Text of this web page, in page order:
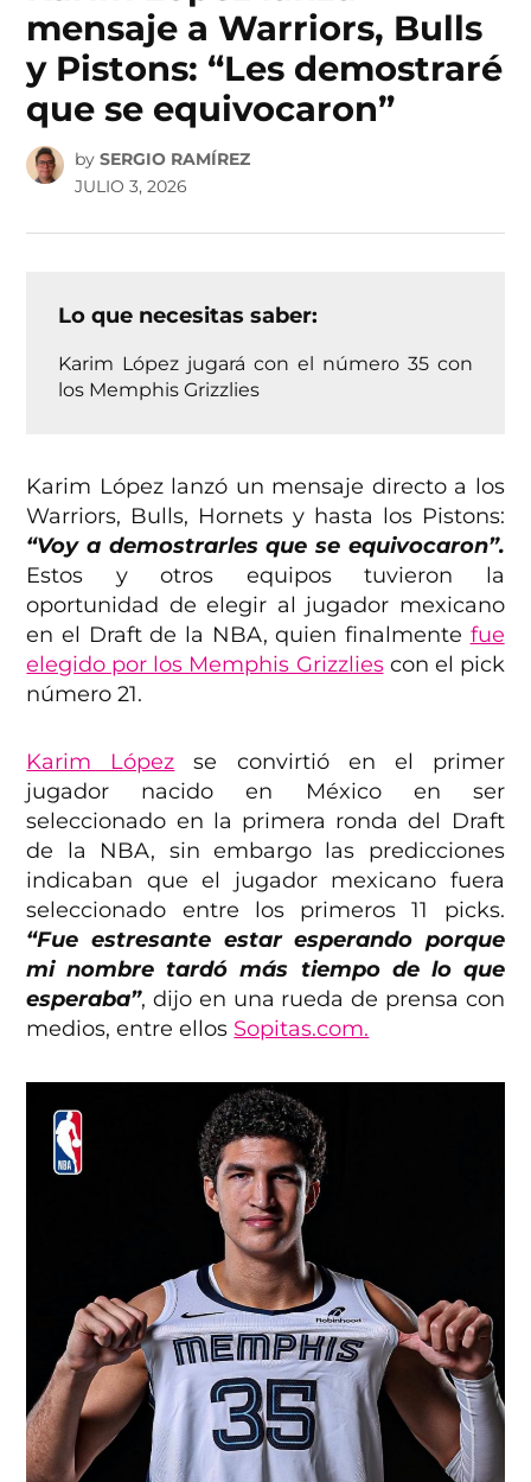
mensaje a Warriors, Bulls
y Pistons: “Les demostraré
que se equivocaron”
by SERGIO RAMÍREZ
JULIO 3, 2026
Lo que necesitas saber:
Karim López jugará con el número 35 con
los Memphis Grizzlies
Karim López lanzó un mensaje directo a los
Warriors, Bulls, Hornets y hasta los Pistons:
“Voy a demostrarles que se equivocaron”.
Estos y otros equipos tuvieron la
oportunidad de elegir al jugador mexicano
en el Draft de la NBA, quien finalmente fue
elegido por los Memphis Grizzliescon el pick
número 21.
Karim López se convirtió en el primer
jugador nacido en México en ser
seleccionado en la primera ronda del Draft
de la NBA, sin embargo las predicciones
indicaban que el jugador mexicano fuera
seleccionado entre los primeros 11 picks.
“Fue estresante estar esperando porque
mi nombre tardó más tiempo de lo que
esperaba”, dijo en una rueda de prensa con
medios, entre ellos Sopitas.com.